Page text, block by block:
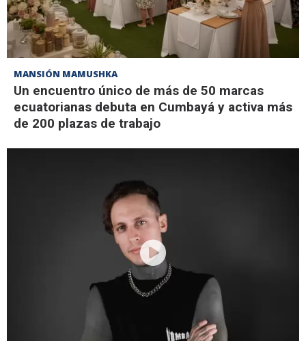
MANSIÓN MAMUSHKA
Un encuentro único de más de 50 marcas
ecuatorianas debuta en Cumbayá y activa más
de 200 plazas de trabajo